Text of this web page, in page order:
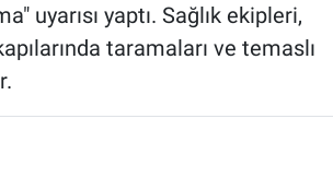
uyarısı yaptı. Sağlık ekipleri,
taramaları ve temaslı